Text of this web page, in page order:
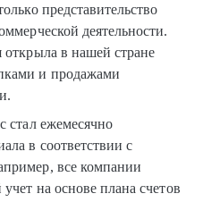
представительство
деятельности.
в нашей стране
и продажами
стал ежемесячно
в соответствии с
все компании
на основе плана счетов